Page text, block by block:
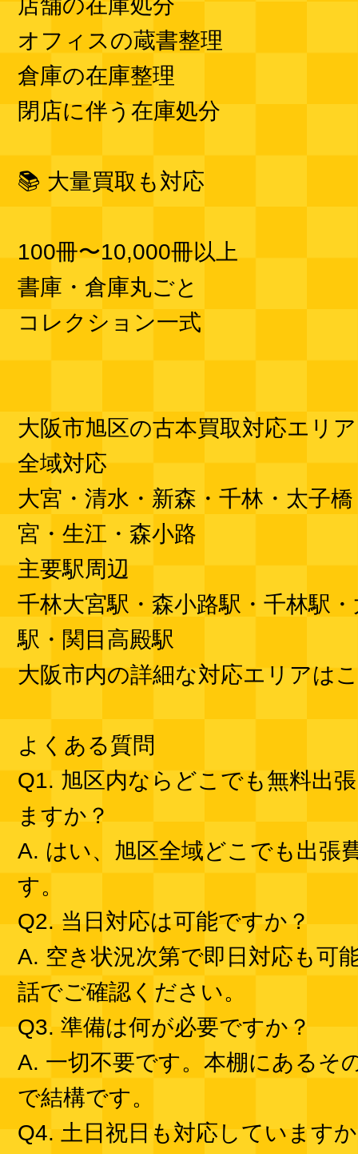
店舗の在庫処分
オフィスの蔵書整理
倉庫の在庫整理
閉店に伴う在庫処分
📚 大量買取も対応
100冊〜10,000冊以上
書庫・倉庫丸ごと
コレクション一式
大阪市旭区の古本買取対応エリア
全域対応
大宮・清水・新森・千林・太子
宮・生江・森小路
主要駅周辺
千林大宮駅・森小路駅・千林駅
駅・関目高殿駅
大阪市内の詳細な対応エリアは
よくある質問
Q1. 旭区内ならどこでも無料出
ますか？
A. はい、旭区全域どこでも出張
す。
Q2. 当日対応は可能ですか？
A. 空き状況次第で即日対応も可
話でご確認ください。
Q3. 準備は何が必要ですか？
A. 一切不要です。本棚にあるそ
で結構です。
Q4. 土日祝日も対応しています